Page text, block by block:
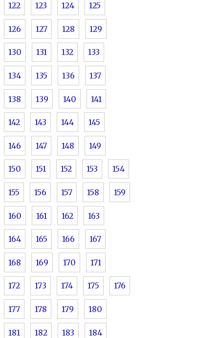
122 123 124 125
126 127 128 129
130 131 132 133
134 135 136 137
138 139 140 141
142 143 144 145
146 147 148 149
150 151 152 153 154
155 156 157 158 159
160 161 162 163
164 165 166 167
168 169 170 171
172 173 174 175 176
177 178 179 180
181 182 183 184